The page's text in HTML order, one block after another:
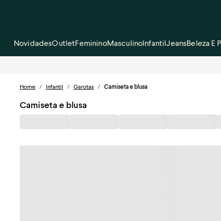
NovidadesOutletFemininoMasculinoInfantilJeansBeleza E
Home / Infantil / Garotas / Camiseta e blusa
Camiseta e blusa